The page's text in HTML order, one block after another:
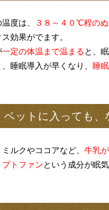
度は、 ３８～４０℃程の
効果がでます。
一定の体温まで温まる と、
睡眠導入が早くなり、 睡
ベットに入っても
ルクやココアなど、 牛乳
プトファンという成分が眠